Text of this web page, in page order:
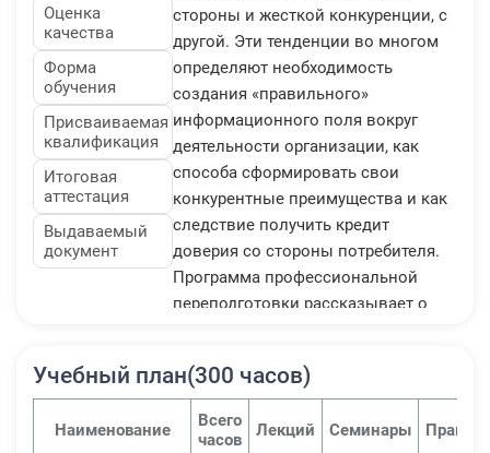
Оценка
качества
Форма
обучения
Присваиваемая
квалификация
Итоговая
аттестация
Выдаваемый
документ
стороны и жесткой конкуренции, с
другой. Эти тенденции во многом
определяют необходимость
создания «правильного»
информационного поля вокруг
деятельности организации, как
способа сформировать свои
конкурентные преимущества и как
следствие получить кредит
доверия со стороны потребителя.
Программа профессиональной
переподготовки рассказывает о
мероприятий, используя при этом,
разработки, так и практический
Учебный план(300 часов)
Наименование
Всего
часов
Лекций Семинары